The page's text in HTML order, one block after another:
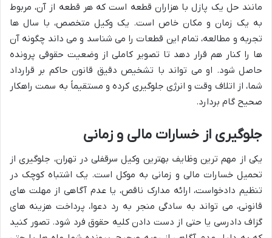
مانند حل یک پازل با هزاران قطعه است که هر قطعه از آن، مربوط
به یک زمان و مکان خاص است. یک وکیل متخصص، با سال ها
تجربه و مطالعه، تمام این قطعات را می شناسد و می داند چگونه آن
ها را کنار هم قرار دهد تا تصویر کاملی از وضعیت حقوقی پرونده
حاصل شود. او می تواند با تشخیص دقیق قانون حاکم بر قرارداد
شما، از اتلاف وقت و انرژی جلوگیری کرده و مستقیماً به سمت راهکار
صحیح گام بردارد.
جلوگیری از خسارات مالی و زمانی
یکی از مهم ترین وظایف بهترین وکیل سرقفلی در تهران، جلوگیری از
تحمیل خسارات مالی و زمانی به موکل است. یک اشتباه کوچک در
تنظیم دادخواست، ارائه مدارک ناقص، یا عدم آگاهی از مهلت های
قانونی، می تواند به سادگی منجر به رد دعوا، پرداخت هزینه های
گزاف دادرسی یا حتی از دست دادن کلیه حقوق فرد شود. تصور کنید